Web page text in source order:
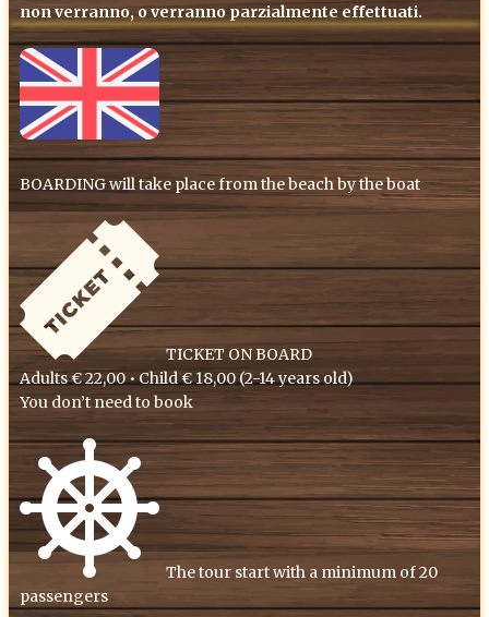
non verranno, o verranno parzialmente effettuati.
BOARDING will take place from the beach by the boat
TICKET ON BOARD
Adults € 22,00 • Child € 18,00 (2-14 years old)
You don’t need to book
​The tour start with a minimum of 20
passengers